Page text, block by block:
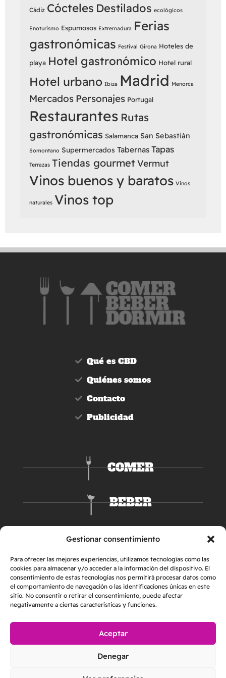
Gestionar consentimiento
Para ofrecer las mejores experiencias, utilizamos tecnologías como las
cookies para almacenar y/o acceder a la información del dispositivo. El
consentimiento de estas tecnologías nos permitirá procesar datos como
el comportamiento de navegación o las identificaciones únicas en este
sitio. No consentir o retirar el consentimiento, puede afectar
negativamente a ciertas características y funciones.
Aceptar
Denegar
Cádiz Cócteles Destilados ecológicos
Enoturismo Espumosos Extremadura Ferias
gastronómicas Festival Girona Hoteles de
playa Hotel gastronómico Hotel rural
Hotel urbano Ibiza Madrid Menorca
Mercados Personajes Portugal
Restaurantes Rutas
gastronómicas Salamanca San Sebastián
Somontano Supermercados Tabernas Tapas
Terrazas Tiendas gourmetVermut
Vinos buenos y baratos Vinos
naturales Vinos top
Qué es CBD
Quiénes somos
Contacto
Publicidad
COMER
BEBER
DORMIR
2026 © Helper & Friends S.L. | Todos los derechos reservados